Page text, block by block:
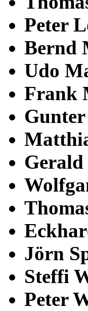
Peter
Bernd
Udo
Frank
Gerald
Jörn
Steffi
Peter